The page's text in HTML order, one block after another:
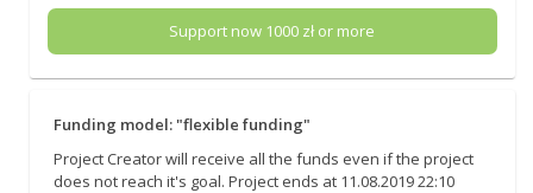
Support now 1000 zł or more
Funding model: "flexible funding"
Project Creator will receive all the funds even if the project
does not reach it's goal. Project ends at 11.08.2019 22:10